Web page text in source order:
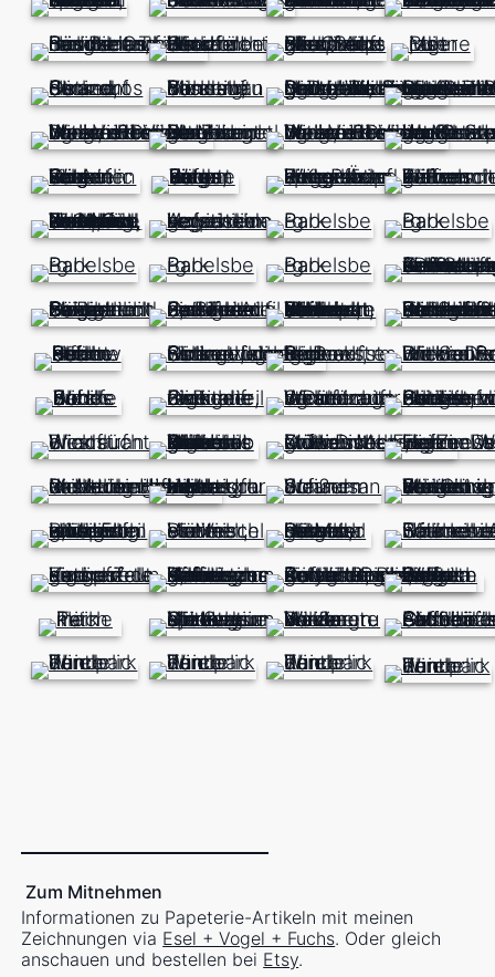
Zum Mitnehmen
Informationen zu Papeterie-Artikeln mit meinen
Zeichnungen via Esel + Vogel + Fuchs. Oder gleich
anschauen und bestellen bei Etsy.